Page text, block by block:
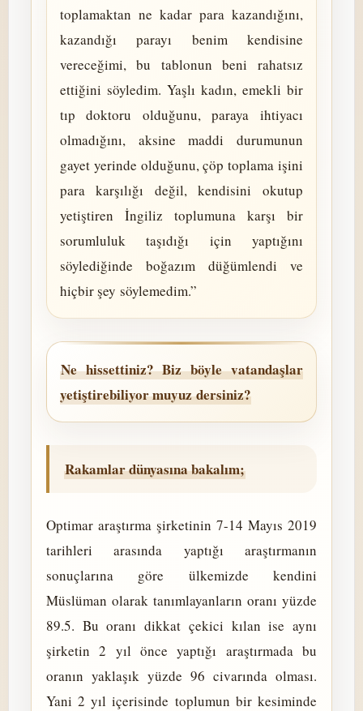
toplamaktan ne kadar para kazandığını,
kazandığı parayı benim kendisine
vereceğimi, bu tablonun beni rahatsız
ettiğini söyledim. Yaşlı kadın, emekli bir
tıp doktoru olduğunu, paraya ihtiyacı
olmadığını, aksine maddi durumunun
gayet yerinde olduğunu, çöp toplama işini
para karşılığı değil, kendisini okutup
yetiştiren İngiliz toplumuna karşı bir
sorumluluk taşıdığı için yaptığını
söylediğinde boğazım düğümlendi ve
hiçbir şey söylemedim.”
Ne hissettiniz? Biz böyle vatandaşlar
yetiştirebiliyor muyuz dersiniz?
Rakamlar dünyasına bakalım;
Optimar araştırma şirketinin 7-14 Mayıs 2019
tarihleri arasında yaptığı araştırmanın
sonuçlarına göre ülkemizde kendini
Müslüman olarak tanımlayanların oranı yüzde
89.5. Bu oranı dikkat çekici kılan ise aynı
şirketin 2 yıl önce yaptığı araştırmada bu
oranın yaklaşık yüzde 96 civarında olması.
Yani 2 yıl içerisinde toplumun bir kesiminde